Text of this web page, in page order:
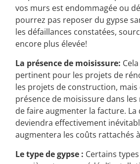
surprises! Si l’une des
vos murs est endommagée ou
pourrez pas reposer du gypse
les défaillances constatées,
encore plus élevée!
La présence de moisissure:Cela
pertinent pour les projets de
les projets de construction,
présence de moisissure dans
de faire augmenter la facture. La
deviendra effectivement
augmentera les coûts rattachés